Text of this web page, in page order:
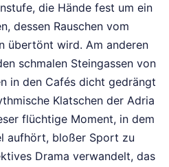
die Hände fest um ein
dessen Rauschen vom
übertönt wird. Am anderen
schmalen Steingassen von
in den Cafés dicht gedrängt
Klatschen der Adria
flüchtige Moment, in dem
aufhört, bloßer Sport zu
Drama verwandelt, das